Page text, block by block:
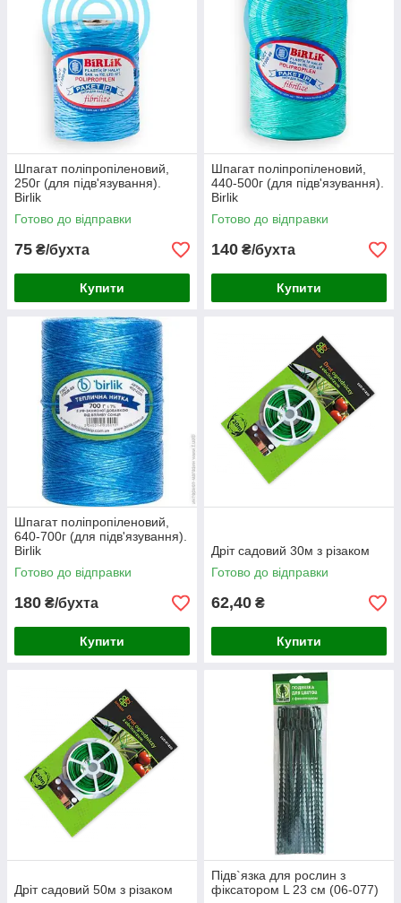
Шпагат поліпропіленовий,
250г (для підв'язування).
Birlik
Готово до відправки
75 ₴/бухта
Купити
Шпагат поліпропіленовий,
440-500г (для підв'язування).
Birlik
Готово до відправки
140 ₴/бухта
Купити
Шпагат поліпропіленовий,
640-700г (для підв'язування).
Birlik
Готово до відправки
180 ₴/бухта
Купити
Дріт садовий 30м з різаком
Готово до відправки
62,40 ₴
Купити
Дріт садовий 50м з різаком
Підв`язка для рослин з
фіксатором L 23 см (06-077)